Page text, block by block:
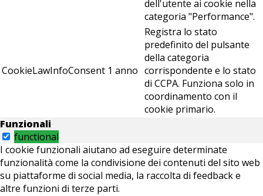
dell'utente ai cookie nella
categoria "Performance".
CookieLawInfoConsent 1 anno
Registra lo stato
predefinito del pulsante
della categoria
corrispondente e lo stato
di CCPA. Funziona solo in
coordinamento con il
cookie primario.
Funzionali
functional
I cookie funzionali aiutano ad eseguire determinate
funzionalità come la condivisione dei contenuti del sito web
su piattaforme di social media, la raccolta di feedback e
altre funzioni di terze parti.